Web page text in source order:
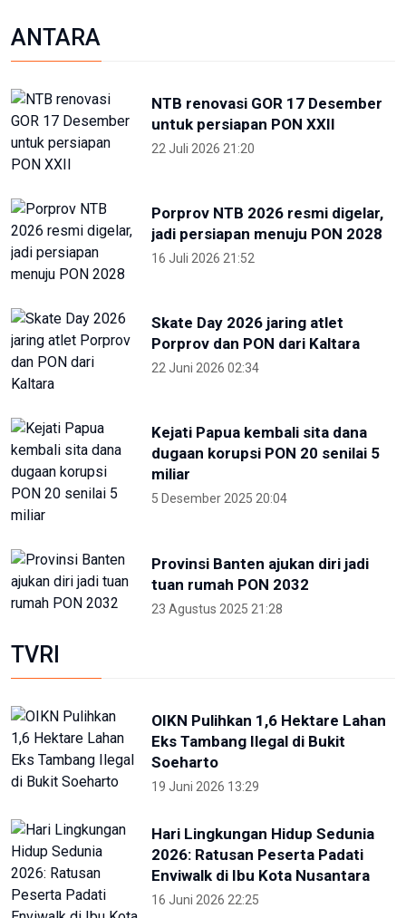
ANTARA
NTB renovasi GOR 17 Desember
untuk persiapan PON XXII
22 Juli 2026 21:20
Porprov NTB 2026 resmi digelar,
jadi persiapan menuju PON 2028
16 Juli 2026 21:52
Skate Day 2026 jaring atlet
Porprov dan PON dari Kaltara
22 Juni 2026 02:34
Kejati Papua kembali sita dana
dugaan korupsi PON 20 senilai 5
miliar
5 Desember 2025 20:04
Provinsi Banten ajukan diri jadi
tuan rumah PON 2032
23 Agustus 2025 21:28
TVRI
OIKN Pulihkan 1,6 Hektare Lahan
Eks Tambang Ilegal di Bukit
Soeharto
19 Juni 2026 13:29
Hari Lingkungan Hidup Sedunia
2026: Ratusan Peserta Padati
Enviwalk di Ibu Kota Nusantara
16 Juni 2026 22:25